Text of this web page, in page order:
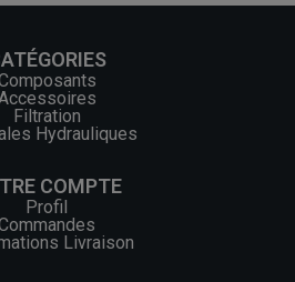
Filtration
Hydrauliques
COMPTE
Profil
Livraison